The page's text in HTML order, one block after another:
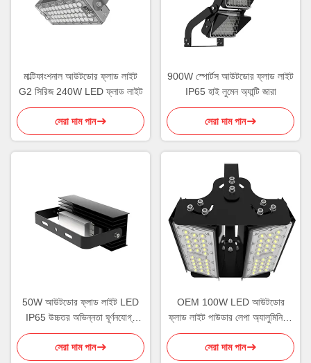
মাল্টিফাংশনাল আউটডোর ফ্লাড লাইট
G2 সিরিজ 240W LED ফ্লাড লাইট
সেরা দাম পান
900W স্পোর্টস আউটডোর ফ্লাড লাইট
IP65 হাই লুমেন অ্যান্টি জারা
সেরা দাম পান
50W আউটডোর ফ্লাড লাইট LED
IP65 উচ্চতর অভিন্নতা ঘূর্ণনযোগ্য
মডিউল
সেরা দাম পান
OEM 100W LED আউটডোর
ফ্লাড লাইট পাউডার লেপা অ্যালুমিনিয়াম
হাউজিং
সেরা দাম পান